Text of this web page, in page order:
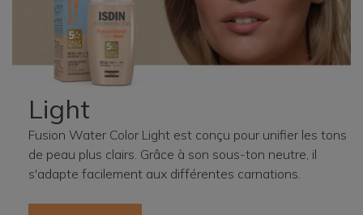
Light
Fusion Water Color Light est conçu pour unifier les tons
de peau plus clairs. Grâce à son sous-ton neutre, il
s'adapte facilement aux différentes carnations.